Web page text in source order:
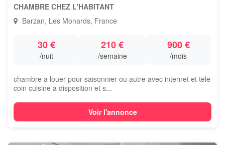
CHAMBRE CHEZ L'HABITANT
Barzan, Les Monards, France
30 €
/nuit
210 €
/semaine
900 €
/mois
chambre a louer pour saisonnier ou autre avec internet et tele
coin cuisine a disposition et s...
Voir l'annonce